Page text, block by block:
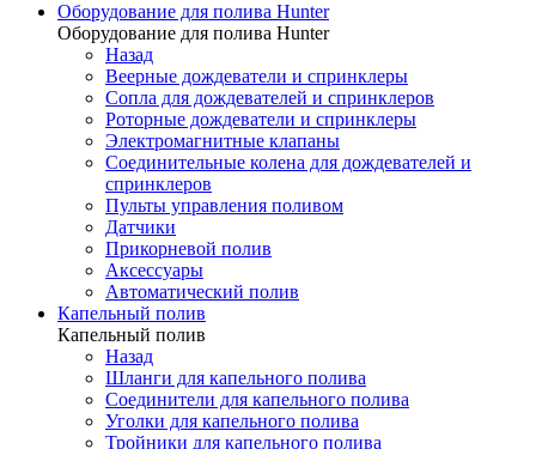
Оборудование для полива Hunter
Оборудование для полива Hunter
Назад
Веерные дождеватели и спринклеры
Сопла для дождевателей и спринклеров
Роторные дождеватели и спринклеры
Электромагнитные клапаны
Соединительные колена для дождевателей и
спринклеров
Пульты управления поливом
Датчики
Прикорневой полив
Аксессуары
Автоматический полив
Капельный полив
Капельный полив
Назад
Шланги для капельного полива
Соединители для капельного полива
Уголки для капельного полива
Тройники для капельного полива